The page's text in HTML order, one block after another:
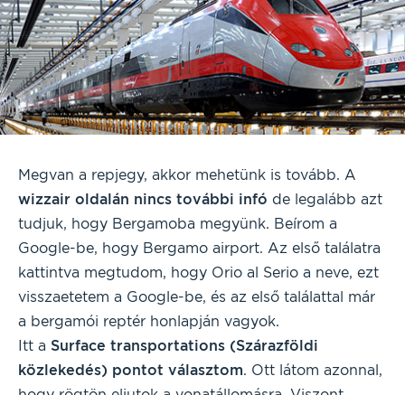
Megvan a repjegy, akkor mehetünk is tovább. A
wizzair oldalán nincs további infó de legalább azt
tudjuk, hogy Bergamoba megyünk. Beírom a
Google-be, hogy Bergamo airport. Az első találatra
kattintva megtudom, hogy Orio al Serio a neve, ezt
visszaetetem a Google-be, és az első találattal már
a bergamói reptér honlapján vagyok.
Itt a Surface transportations (Szárazföldi
közlekedés) pontot választom. Ott látom azonnal,